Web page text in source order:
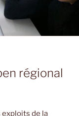
régional
de la